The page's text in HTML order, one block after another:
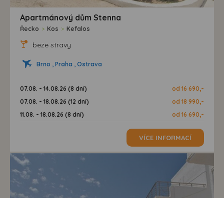
Apartmánový dům Stenna
Řecko > Kos > Kefalos
beze stravy
Brno , Praha , Ostrava
07.08. - 14.08.26 (8 dní)
od 16 690,-
07.08. - 18.08.26 (12 dní)
od 18 990,-
11.08. - 18.08.26 (8 dní)
od 16 690,-
VÍCE INFORMACÍ